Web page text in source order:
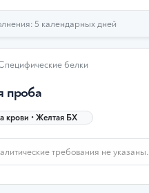
5 календарных дней
белки
проба
крови • Желтая БХ
требования не указаны.